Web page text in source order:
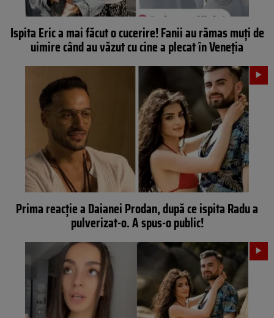
Ispita Eric a mai făcut o cucerire! Fanii au rămas muți de
uimire când au văzut cu cine a plecat în Veneția
Prima reacție a Daianei Prodan, după ce ispita Radu a
pulverizat-o. A spus-o public!